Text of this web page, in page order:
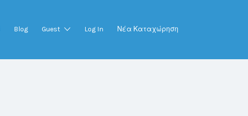
Blog Guest Log In Νέα Καταχώρηση